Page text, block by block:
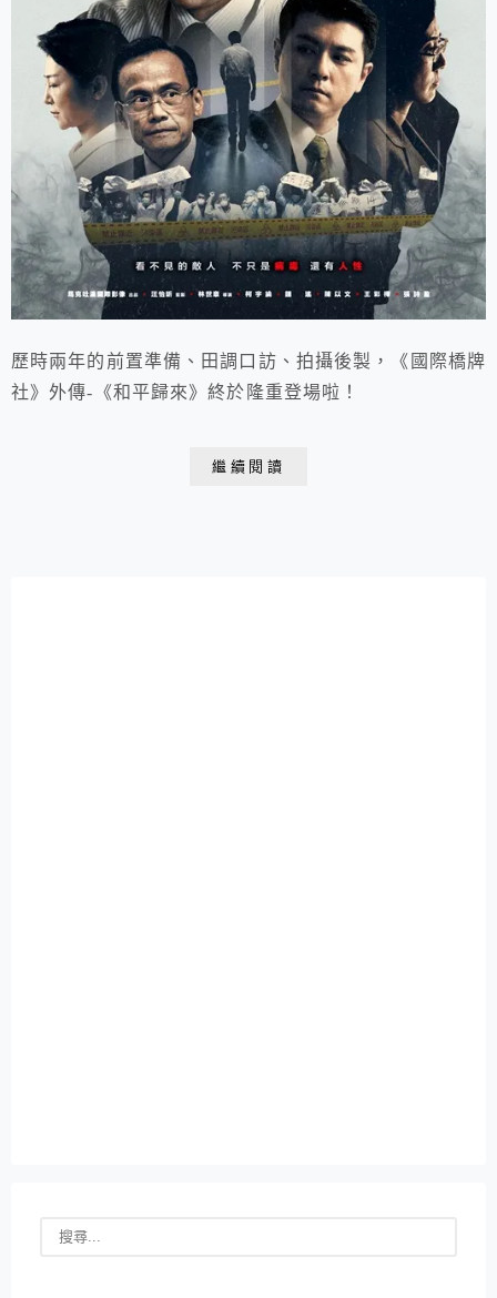
歷時兩年的前置準備、田調口訪、拍攝後製，《國際橋牌
社》外傳-《和平歸來》終於隆重登場啦！
繼續閱讀